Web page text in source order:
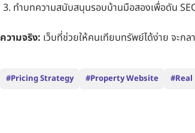
ทำบทความสนับสนุนรอบบ้านมือสองเพื่อดัน
ความจริง: เว็บที่ช่วยให้คนเทียบทรัพย์ได้ง่าย จะกล
#Pricing Strategy #Property Website